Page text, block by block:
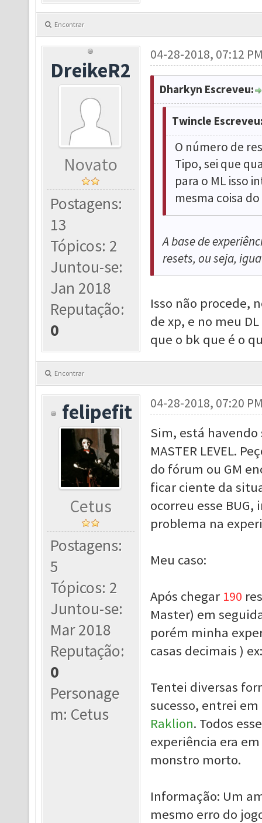
Encontrar
DreikeR2
Novato
Postagens:
13
Tópicos: 2
Juntou-se:
Jan 2018
Reputação:
0
04-28-2018, 07:12
Dharkyn Escreveu:
Twincle
O número de
Tipo, sei que
para o ML isso
mesma coisa
A base de
resets, ou seja,
Isso não procede,
de xp, e no meu
que o bk que é o
Encontrar
felipefit
Cetus
Postagens:
5
Tópicos: 2
Juntou-se:
Mar 2018
Reputação:
0
Personage
m: Cetus
04-28-2018, 07:20
Sim, está
MASTER LEVEL.
do fórum ou GM
ficar ciente da
ocorreu esse
problema na
Meu caso:
Após chegar 190
Master) em
porém minha
casas decimais )
Tentei diversas
sucesso, entrei em
Raklion. Todos
experiência era
monstro morto.
Informação: Um
mesmo erro do